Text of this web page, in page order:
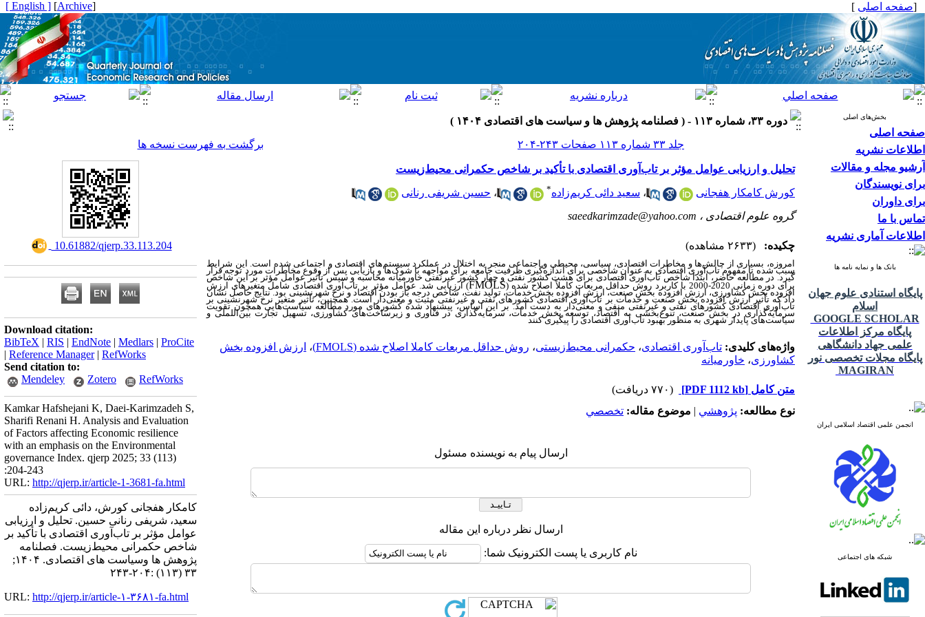
[صفحه اصلی ]
[
Archive
]
[ English ]
بخش‌های اصلی
صفحه اصلی
اطلاعات نشریه
آرشیو مجله و مقالات
برای نویسندگان
برای داوران
تماس با ما
اطلاعات آماری نشریه
بانک ها و نمایه نامه ها
پایگاه استنادی علوم جهان
اسلام
GOOGLE SCHOLAR
پایگاه مرکز اطلاعات
علمی جهاد دانشگاهی
پایگاه مجلات تخصصی نور
MAGIRAN
انجمن علمی اقتصاد اسلامی ایران
شبکه های اجتماعی
دوره ۳۳، شماره ۱۱۳ - ( فصلنامه پژوهش ها و سیاست های اقتصادی ۱۴۰۴ )
جلد ۳۳ شماره ۱۱۳ صفحات ۲۴۳-۲۰۴
برگشت به فهرست نسخه ها
تحلیل و ارزیابی عوامل مؤثر بر تاب‌آوری اقتصادی با تأکید بر شاخص حکمرانی محیط‌زیست
کورش کامکار هفجانی ، سعید دائی کریم‌زاده* ، حسین شریفی رنانی
گروه علوم اقتصادی ، saeedkarimzade@yahoo.com
چکیده: (۲۶۳۳ مشاهده)
امروزه، بسیاری از چالش‌ها و مخاطرات اقتصادی، سیاسی، محیطی و اجتماعی منجر به اختلال در عملکرد سیستم‌های اقتصادی و اجتماعی شده است. این شرایط
سبب شده تا مفهوم تاب‌آوری اقتصادی به عنوان شاخصی برای اندازه‌گیری ظرفیت جامعه برای مواجهه با شوک‌ها و بازیابی پس از وقوع مخاطرات مورد توجه قرار
گیرد. در مطالعه حاضر، ابتدا شاخص تاب‌آوری اقتصادی برای هشت کشور نفتی و چهار کشور غیرنفتی خاورمیانه محاسبه و سپس تأثیر عوامل مؤثر بر این شاخص
برای دوره زمانی 2020-2000 با کاربرد روش حداقل مربعات کاملاً اصلاح شده (
FMOLS) ارزیابی شد. عوامل مؤثر بر تابآوری اقتصادی شامل متغیرهای ارزش
افزوده بخش کشاورزی، ارزش افزوده بخش صنعت، ارزش افزوده بخش خدمات، تولید نفت، شاخص درجه باز بودن اقتصاد و نرخ شهرنشینی بود. نتایج حاصل نشان
داد که تأثیر ارزش افزوده بخش صنعت و خدمات بر تاب‌آوری اقتصادی کشورهای نفتی و غیرنفتی مثبت و معنی‌دار است. همچنین، تأثیر متغیر نرخ شهرنشینی بر
تاب‌آوری اقتصادی کشورهای نفتی و غیرنفتی منفی و معنی‌دار به دست آمد. بر این اساس، پیشنهاد شده کشورهای مورد مطالعه سیاست‌هایی همچون تقویت
سرمایه‌گذاری در بخش صنعت، تنوع‌بخشی به اقتصاد، توسعه بخش خدمات، سرمایه‌گذاری در فناوری و زیرساخت‌های کشاورزی، تسهیل تجارت بین‌اللملی و
سیاست‌های پایدار شهری به منظور بهبود تاب‌آوری اقتصادی را پیگیری کنند
واژه‌های کلیدی: تاب‌آوری اقتصادی، حکمرانی محیط‌زیستی، روش حداقل مربعات کاملا اصلاح شده (FMOLS) ، ارزش افزوده بخش
کشاورزی، خاورمیانه
متن کامل [PDF 1112 kb]
(۷۷۰ دریافت)
نوع مطالعه: پژوهشي | موضوع مقاله: تخصصي
ارسال پیام به نویسنده مسئول
ارسال نظر درباره این مقاله
نام کاربری یا پست الکترونیک شما:
‎ 10.61882/qjerp.33.113.204
Download citation:
BibTeX | RIS | EndNote | Medlars | ProCite
| Reference Manager| RefWorks
Send citation to:
Mendeley
Zotero RefWorks
Kamkar Hafshejani K, Daei-Karimzadeh S,
Sharifi Renani H. Analysis and Evaluation
of Factors affecting Economic resilience
with an emphasis on the Environmental
governance Index. qjerp 2025; 33 (113)
:204-243
URL: http://qjerp.ir/article-1-3681-fa.html
کامکار هفجانی کورش، دائی کریم‌زاده
سعید، شریفی رنانی حسین. تحلیل و ارزیابی
عوامل مؤثر بر تاب‌آوری اقتصادی با تأکید بر
شاخص حکمرانی محیط‌زیست. فصلنامه
پژوهش ها وسیاست های اقتصادی. ۱۴۰۴;
۳۳ (۱۱۳) :۲۰۴-۲۴۳
URL: http://qjerp.ir/article-۱-۳۶۸۱-fa.html